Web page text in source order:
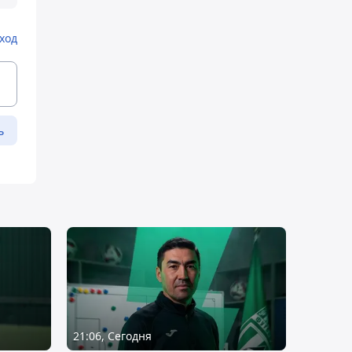
21:06, Сегодня